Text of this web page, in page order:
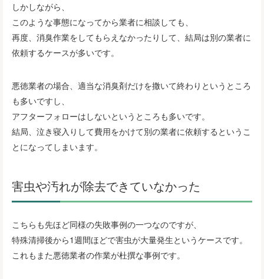
しかしながら、
このような事態になってから業者に相談しても、
再度、消臭作業をしてもらえなかったりして、結局は別の業者に
依頼するケースが多いです。
悪徳業者の場合、適当な消臭剤だけを撒いて終わりというところ
も多いですし、
アフターフォローはしないというところも多いです。
結局、泣き寝入りして費用をかけて別の業者に依頼するというこ
とになってしまいます。
害虫や汚れが除去できていなかった
こちらも先ほど同様の失敗事例の一つなのですが、
特殊清掃後から1週間ほどで害虫が大量発生というケースです。
これもまた悪徳業者の作業が杜撰な事例です。